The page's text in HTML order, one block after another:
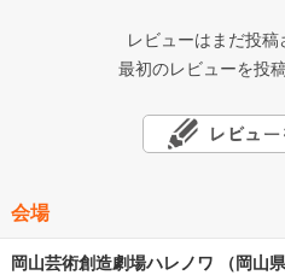
レビューはまだ投稿
最初のレビューを投
会場
岡山芸術創造劇場ハレノワ （岡山県